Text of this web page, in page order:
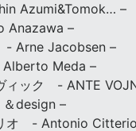
Azumi&Tomok… –
Anazawa –
- Arne Jacobsen –
Meda –
ィック - ANTE
design –
オ - Antonio